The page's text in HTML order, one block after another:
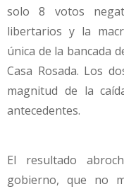
solo 8 votos
libertarios y la
única de la bancada
Casa Rosada. Los
magnitud de la
antecedentes.
El resultado
gobierno, que no